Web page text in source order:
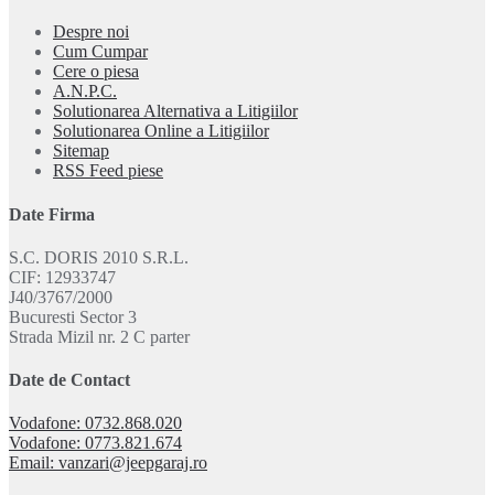
Despre noi
Cum Cumpar
Cere o piesa
A.N.P.C.
Solutionarea Alternativa a Litigiilor
Solutionarea Online a Litigiilor
Sitemap
RSS Feed piese
Date Firma
S.C. DORIS 2010 S.R.L.
CIF: 12933747
J40/3767/2000
Bucuresti Sector 3
Strada Mizil nr. 2 C parter
Date de Contact
Vodafone: 0732.868.020
Vodafone: 0773.821.674
Email: vanzari@jeepgaraj.ro